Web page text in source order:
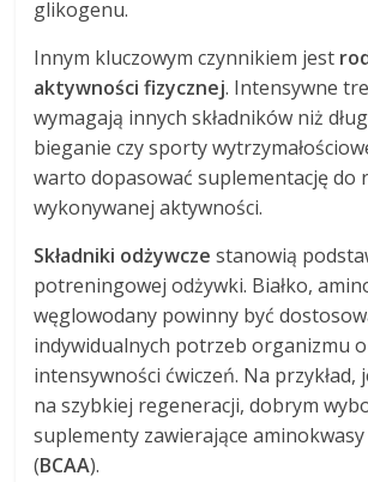
glikogenu.
Innym kluczowym czynnikiem jest
aktywności fizycznej. Intensywne
wymagają innych składników niż
bieganie czy sporty
warto dopasować suplementację do
wykonywanej aktywności.
Składniki odżywcze stanowią
potreningowej odżywki. Białko,
węglowodany powinny być
indywidualnych potrzeb organizmu
intensywności ćwiczeń. Na przykład,
na szybkiej regeneracji, dobrym
suplementy zawierające aminokwasy
(BCAA).